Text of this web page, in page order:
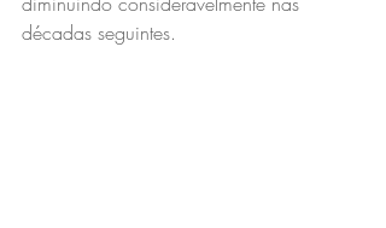
décadas seguintes.